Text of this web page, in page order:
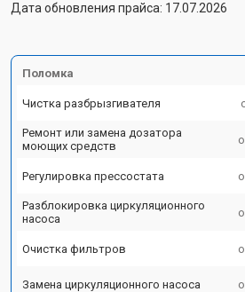
Дата обновления прайса: 17.07.2026
Поломка
Чистка разбрызгивателя
Ремонт или замена дозатора
моющих средств
Регулировка прессостата
Разблокировка циркуляционного
насоса
Очистка фильтров
Замена циркуляционного насоса